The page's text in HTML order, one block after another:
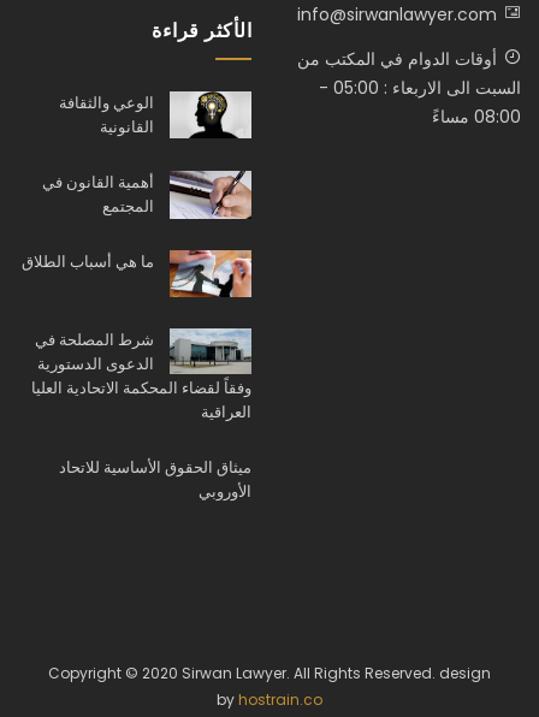
info@sirwanlawyer.com
أوقات الدوام في المكتب من
السبت الى الاربعاء : 05:00 -
08:00 مساءً
الأكثر قراءة
الوعي والثقافة
القانونية
أهمية القانون في
المجتمع
ما هي أسباب الطلاق
شرط المصلحة في
الدعوى الدستورية
وفقاً لقضاء المحكمة الاتحادية العليا
العراقية
ميثاق الحقوق الأساسية للاتحاد
الأوروبي
Copyright © 2020 Sirwan Lawyer. All Rights Reserved. design
by hostrain.co